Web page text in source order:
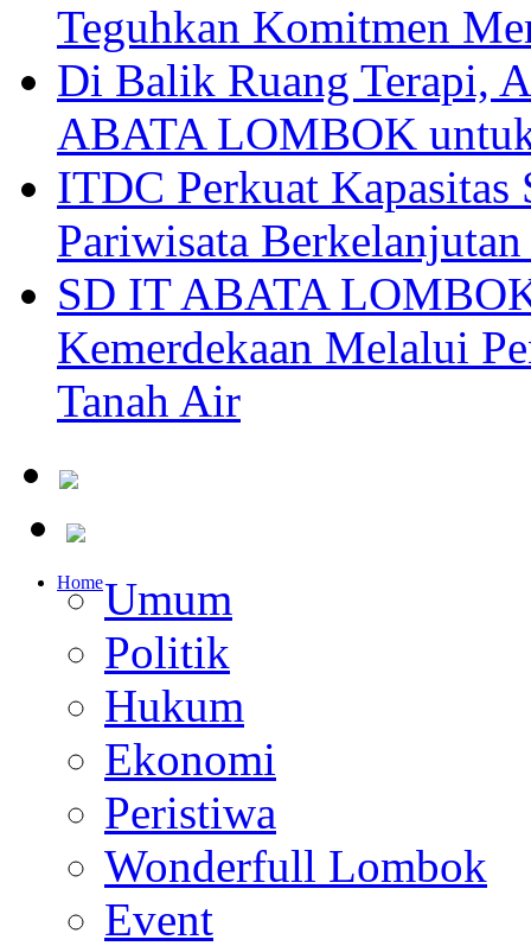
Teguhkan Komitmen
Di Balik Ruang Terapi,
ABATA LOMBOK
ITDC Perkuat
Pariwisata
SD IT ABATA
Kemerdekaan Melalui
Tanah Air
HomeUmum
Politik
Hukum
Ekonomi
Peristiwa
Wonderfull Lombok
Event